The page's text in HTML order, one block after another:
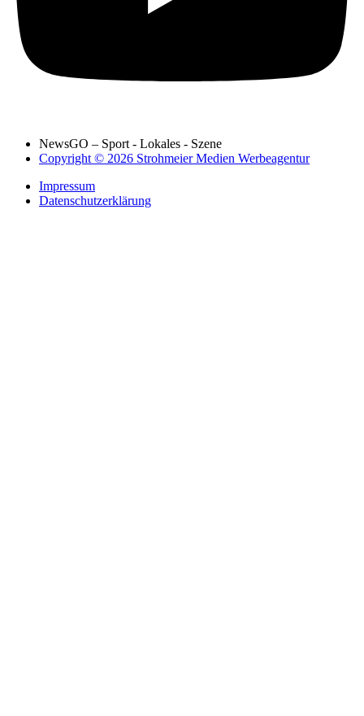
NewsGO – Sport - Lokales - Szene
Copyright © 2026 Strohmeier Medien Werbeagentur
Impressum
Datenschutzerklärung